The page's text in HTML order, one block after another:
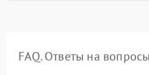
FAQ. Ответы на вопросы